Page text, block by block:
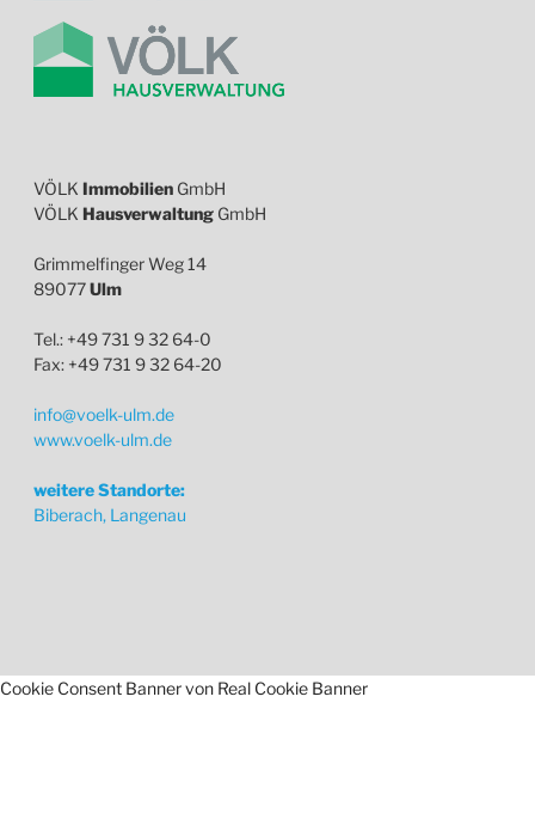
VÖLK Immobilien GmbH
VÖLK Hausverwaltung GmbH
Grimmelfinger Weg 14
89077Ulm
Tel.: +49 731 9 32 64-0
Fax: +49 731 9 32 64-20
info@voelk-ulm.de
www.voelk-ulm.de
weitere Standorte:
Biberach, Langenau
Cookie Consent Banner von Real Cookie Banner